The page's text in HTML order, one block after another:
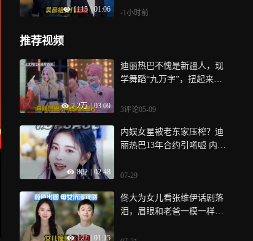
1115 | 01:06 -1小时前
推荐视频
2.2万 03:09
迪丽热巴不愧是新疆人，现
学舞蹈“九万字”，扭起来太
3评论05-09
802 02:48
内娱女星被老东家压榨？迪
丽热巴13年合约引唏嘘 内娱
07-29
122 01:15
佟大为女儿看张维伊话剧落
泪，眉眼和老爸一模一样，